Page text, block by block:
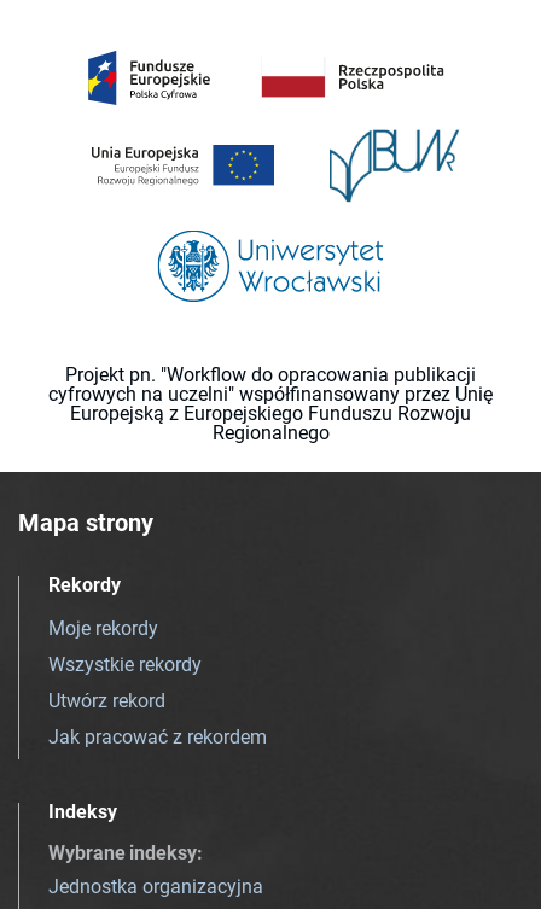
Projekt pn. "Workflow do opracowania publikacji
cyfrowych na uczelni" współfinansowany przez Unię
Europejską z Europejskiego Funduszu Rozwoju
Regionalnego
Mapa strony
Rekordy
Moje rekordy
Wszystkie rekordy
Utwórz rekord
Jak pracować z rekordem
Indeksy
Wybrane indeksy:
Jednostka organizacyjna